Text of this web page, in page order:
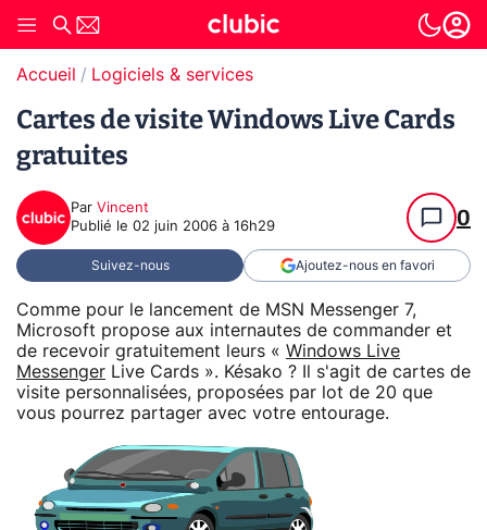
Accueil Logiciels & services
Cartes de visite Windows Live Cards
gratuites
Par Vincent
Publié le 02 juin 2006 à 16h29 0
Suivez-nous Ajoutez-nous en favori
Comme pour le lancement de MSN Messenger 7,
Microsoft propose aux internautes de commander et
de recevoir gratuitement leurs « Windows Live
Messenger Live Cards ». Késako ? Il s'agit de cartes de
visite personnalisées, proposées par lot de 20 que
vous pourrez partager avec votre entourage.